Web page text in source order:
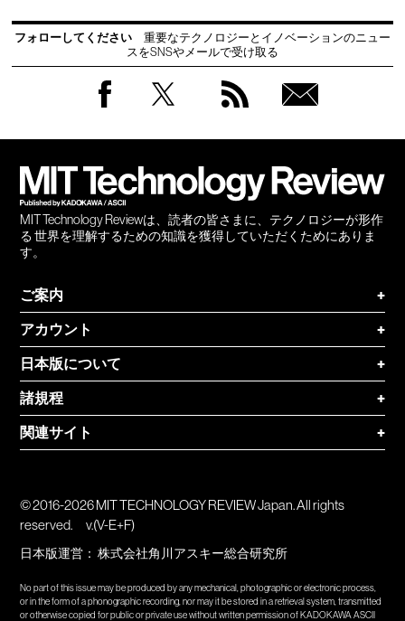
フォローしてください
重要なテクノロジーとイノベーションのニュー
スをSNSやメールで受け取る
MIT Technology Reviewは、読者の皆さまに、テクノロジーが形作
る 世界を理解するための知識を獲得していただくためにありま
す。
ご案内
+
アカウント
+
日本版について
+
諸規程
+
関連サイト
+
© 2016-2026 MIT TECHNOLOGY REVIEW Japan. All rights
reserved.
v.(V-E+F)
日本版運営：株式会社角川アスキー総合研究所
No part of this issue may be produced by any mechanical, photographic or electronic process,
or in the form of a phonographic recording, nor may it be stored in a retrieval system, transmitted
or otherwise copied for public or private use without written permission of KADOKAWA ASCII